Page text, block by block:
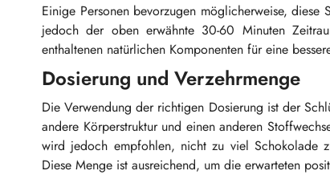
Einige Personen bevorzugen möglicherweise,
jedoch der oben erwähnte 30-60 Minuten
enthaltenen natürlichen Komponenten für eine
Dosierung und Verzehrmenge
Die Verwendung der richtigen Dosierung ist der
andere Körperstruktur und einen anderen
wird jedoch empfohlen, nicht zu viel Schokolade
Diese Menge ist ausreichend, um die erwarteten